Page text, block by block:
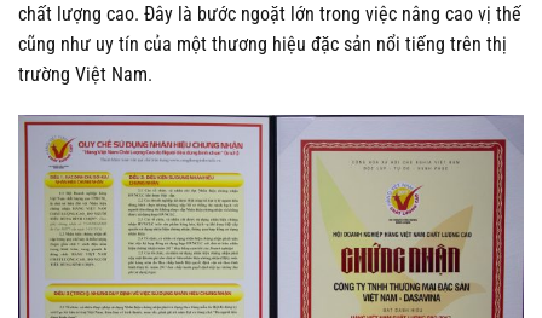
chất lượng cao. Đây là bước ngoặt lớn trong việc nâng cao vị thế
cũng như uy tín của một thương hiệu đặc sản nổi tiếng trên thị
trường Việt Nam.